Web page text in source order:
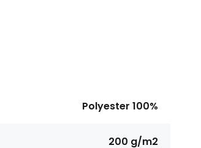
Polyester 100%
200 g/m2